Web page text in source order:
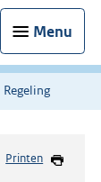
Menu
Regeling
Printen